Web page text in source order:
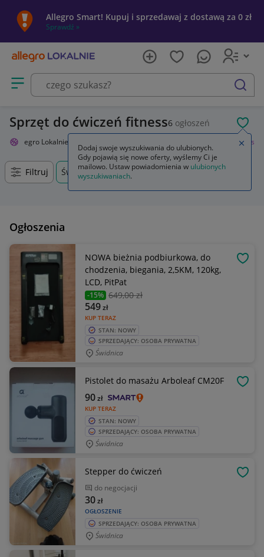
Allegro Smart! Kupuj i sprzedawaj z dostawą za 0 zł
Sprawdź »
Otwórz menu z kategoriami
szukaj
Sprzęt do ćwiczeń fitness6 ogłoszeń
Allegro Lokalnie Trening fitness
Filtruj Świdnica, Dolnośląskie, +0 km
Ogłoszenia
NOWA bieżnia podbiurkowa, do
chodzenia, biegania, 2,5KM, 120kg,
LCD, PitPat
-15% 649,00 zł
KUP TERAZ
549zł
STAN: NOWY
SPRZEDAJĄCY: OSOBA PRYWATNA
Świdnica
Pistolet do masażu Arboleaf CM20F
KUP TERAZ
90zł
STAN: NOWY
SPRZEDAJĄCY: OSOBA PRYWATNA
Świdnica
Stepper do ćwiczeń
do negocjacji
OGŁOSZENIE
30zł
SPRZEDAJĄCY: OSOBA PRYWATNA
Świdnica
Dodaj swoje wyszukiwania do ulubionych.
Gdy pojawią się nowe oferty, wyślemy Ci je
mailowo. Ustaw powiadomienia w ulubionych
wyszukiwaniach.